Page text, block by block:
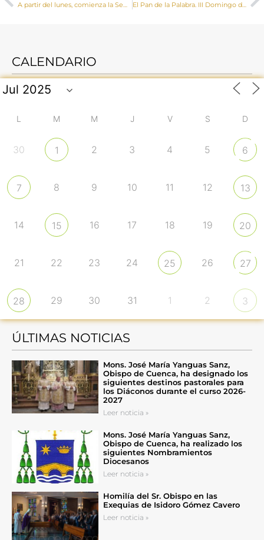
A partir del lunes, comienza la Semana Vocacional en la Diócesis El Pan de la Palabra. III Domingo de Pascua
CALENDARIO
L M M J V S D
30 1 2 3 4 5 6
7 8 9 10 11 12 13
14 15 16 17 18 19 20
21 22 23 24 25 26 27
28 29 30 31 1 2 3
ÚLTIMAS NOTICIAS
Mons. José María Yanguas Sanz,
Obispo de Cuenca, ha designado los
siguientes destinos pastorales para
los Diáconos durante el curso 2026-
2027
Leer noticia »
Mons. José María Yanguas Sanz,
Obispo de Cuenca, ha realizado los
siguientes Nombramientos
Diocesanos
Leer noticia »
Homilía del Sr. Obispo en las
Exequias de Isidoro Gómez Cavero
Leer noticia »